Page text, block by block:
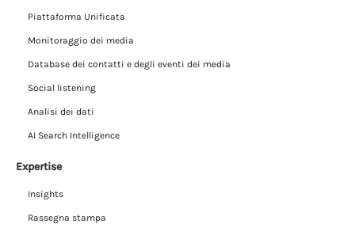
nostra attenzione alle partnership a lungo
media intelligence in tutto il mondo.
Piattaforma Unificata
Monitoraggio dei media
Database dei contatti e degli eventi dei media
Social listening
Analisi dei dati
AI Search Intelligence
Expertise
Insights
Rassegna stampa